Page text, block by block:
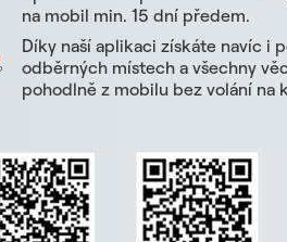
na mobil min. 15 dní předem.
Díky naší aplikaci získáte navíc i
odběrných místech a všechny
pohodlně z mobilu bez volání na